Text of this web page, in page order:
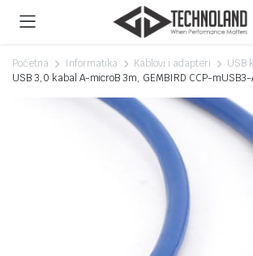
Početna Informatika Kablovi i adapteri
USB
USB 3,0 kabal A-microB 3m, GEMBIRD CCP-mUSB3-